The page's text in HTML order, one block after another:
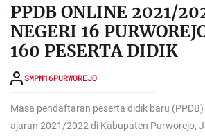
PPDB ONLINE 2021/
NEGERI 16
160 PESERTA DIDIK
SMPN16PURWOREJO
Masa pendaftaran peserta didik baru
ajaran 2021/2022 di Kabupaten Purworejo,